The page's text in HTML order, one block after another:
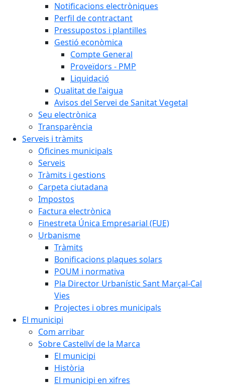
Notificacions electròniques
Perfil de contractant
Pressupostos i plantilles
Gestió econòmica
Compte General
Proveïdors - PMP
Liquidació
Qualitat de l'aigua
Avisos del Servei de Sanitat Vegetal
Seu electrònica
Transparència
Serveis i tràmits
Oficines municipals
Serveis
Tràmits i gestions
Carpeta ciutadana
Impostos
Factura electrònica
Finestreta Única Empresarial (FUE)
Urbanisme
Tràmits
Bonificacions plaques solars
POUM i normativa
Pla Director Urbanístic Sant Marçal-Cal
Vies
Projectes i obres municipals
El municipi
Com arribar
Sobre Castellví de la Marca
El municipi
Història
El municipi en xifres